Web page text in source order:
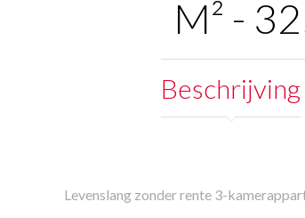
M² -
Beschrijving
Levenslang zonder rente 3-